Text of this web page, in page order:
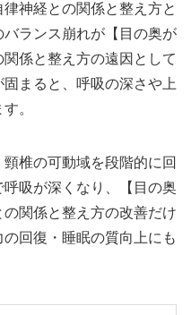
律神経との関係と整え方と
ランス崩れが【目の奥が
係と整え方の遠因として
まると、呼吸の深さや上
。
椎の可動域を段階的に回
吸が深くなり、【目の奥
関係と整え方の改善だけ
回復・睡眠の質向上にも